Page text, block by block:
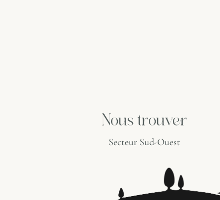
Nous trouver
Secteur Sud-Ouest